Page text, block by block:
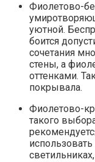
Фиолетово-
уютной.
боится
сочетания
стены, а
оттенками.
покрывала.
Фиолетово-
такого